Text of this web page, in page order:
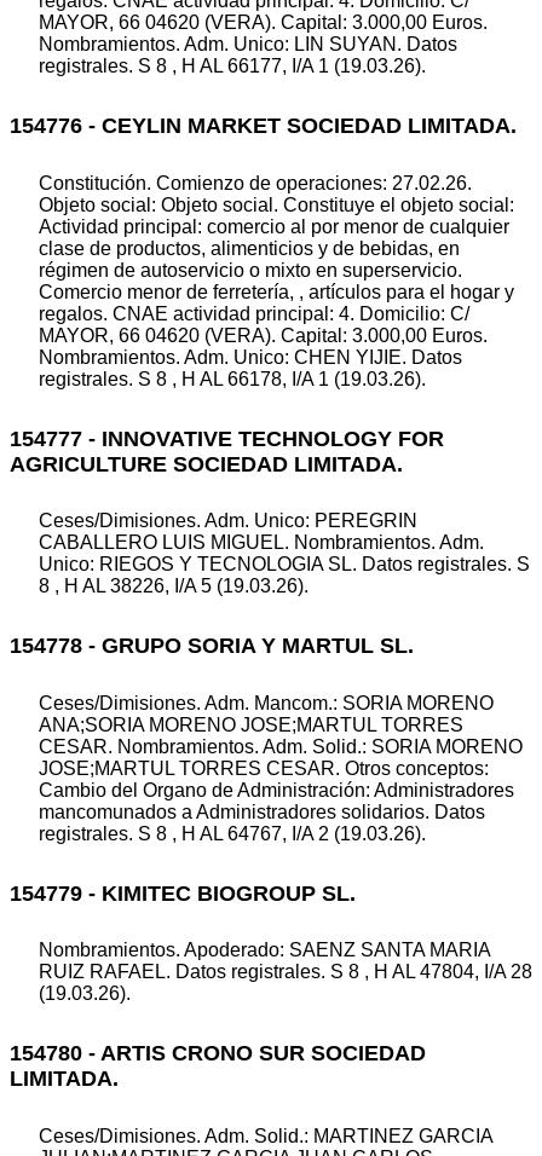
MAYOR, 66 04620 (VERA). Capital: 3.000,00 Euros.
Nombramientos. Adm. Unico: LIN SUYAN. Datos
registrales. S 8 , H AL 66177, I/A 1 (19.03.26).
154776 - CEYLIN MARKET SOCIEDAD LIMITADA.
Constitución. Comienzo de operaciones: 27.02.26.
Objeto social: Objeto social. Constituye el objeto social:
Actividad principal: comercio al por menor de cualquier
clase de productos, alimenticios y de bebidas, en
régimen de autoservicio o mixto en superservicio.
Comercio menor de ferretería, , artículos para el hogar y
regalos. CNAE actividad principal: 4. Domicilio: C/
MAYOR, 66 04620 (VERA). Capital: 3.000,00 Euros.
Nombramientos. Adm. Unico: CHEN YIJIE. Datos
registrales. S 8 , H AL 66178, I/A 1 (19.03.26).
154777 - INNOVATIVE TECHNOLOGY FOR
AGRICULTURE SOCIEDAD LIMITADA.
Ceses/Dimisiones. Adm. Unico: PEREGRIN
CABALLERO LUIS MIGUEL. Nombramientos. Adm.
Unico: RIEGOS Y TECNOLOGIA SL. Datos registrales. S
8 , H AL 38226, I/A 5 (19.03.26).
154778 - GRUPO SORIA Y MARTUL SL.
Ceses/Dimisiones. Adm. Mancom.: SORIA MORENO
ANA;SORIA MORENO JOSE;MARTUL TORRES
CESAR. Nombramientos. Adm. Solid.: SORIA MORENO
JOSE;MARTUL TORRES CESAR. Otros conceptos:
Cambio del Organo de Administración: Administradores
mancomunados a Administradores solidarios. Datos
registrales. S 8 , H AL 64767, I/A 2 (19.03.26).
154779 - KIMITEC BIOGROUP SL.
Nombramientos. Apoderado: SAENZ SANTA MARIA
RUIZ RAFAEL. Datos registrales. S 8 , H AL 47804, I/A 28
(19.03.26).
154780 - ARTIS CRONO SUR SOCIEDAD
LIMITADA.
Ceses/Dimisiones. Adm. Solid.: MARTINEZ GARCIA